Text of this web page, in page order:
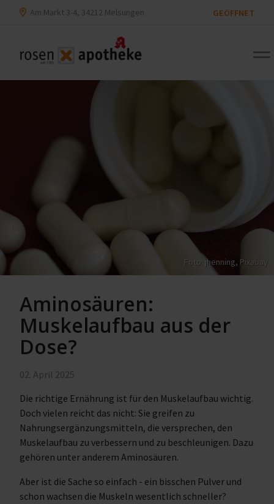
Am Markt 3-4, 34212 Melsungen GEÖFFNET
Foto: jhenning, Pixabay
Aminosäuren:
Muskelaufbau aus der
Dose?
02. April 2025
Die richtige Ernährung ist für den Muskelaufbau wichtig.
Doch vielen reicht das nicht: Sie greifen zu
Nahrungsergänzungsmitteln, die versprechen, den
Muskelaufbau zu verbessern und zu beschleunigen. Dazu
gehören unter anderem Aminosäuren.
Aber ist die Sache so einfach - ein bisschen Pulver und
schon wachsen die Muskeln wesentlich schneller?